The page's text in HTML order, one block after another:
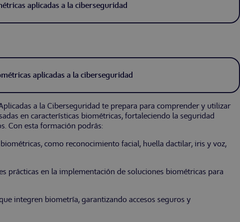
aplicadas a la ciberseguridad
aplicadas a la ciberseguridad
a la Ciberseguridad te prepara para comprender y utilizar
en características biométricas, fortaleciendo la seguridad
Con esta formación podrás:
como reconocimiento facial, huella dactilar, iris y voz,
prácticas en la implementación de soluciones biométricas para
integren biometría, garantizando accesos seguros y